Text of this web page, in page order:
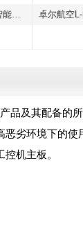
强现实智能眼镜 卓尔航空L-
品及其配备的
劣环境下的使
机主板。